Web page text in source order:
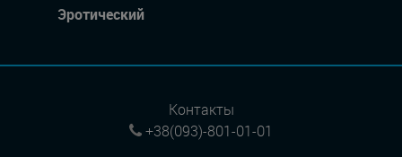
Эротический
Контакты
+38(093)-801-01-01